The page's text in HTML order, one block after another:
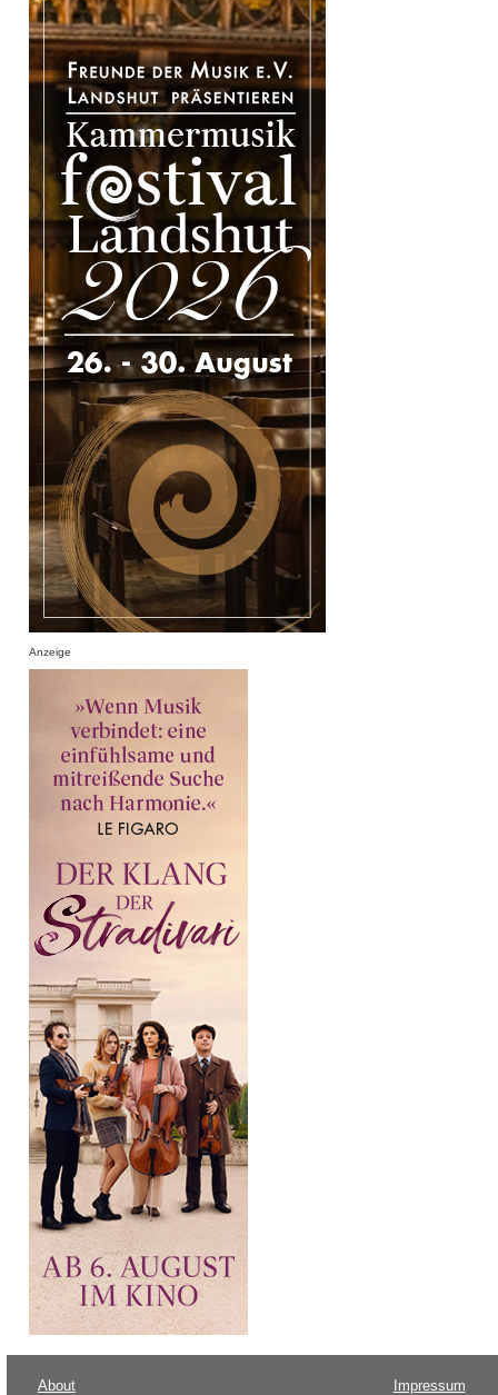
Anzeige
About Impressum